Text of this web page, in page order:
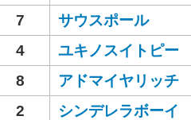
7 サウスポール
4 ユキノスイトピー
8 アドマイヤリッチ
2 シンデレラボーイ